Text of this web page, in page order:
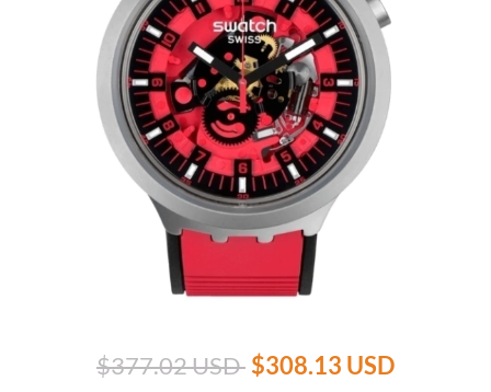
$377.02 USD $308.13 USD